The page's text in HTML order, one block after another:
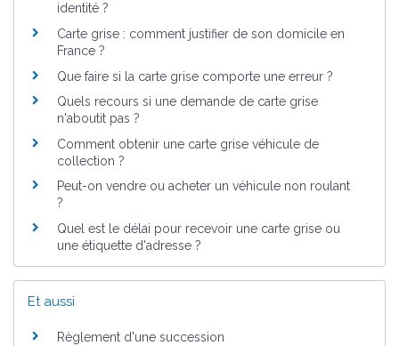
identité ?
Carte grise : comment justifier de son domicile en
France ?
Que faire si la carte grise comporte une erreur ?
Quels recours si une demande de carte grise
n'aboutit pas ?
Comment obtenir une carte grise véhicule de
collection ?
Peut-on vendre ou acheter un véhicule non roulant
?
Quel est le délai pour recevoir une carte grise ou
une étiquette d'adresse ?
Et aussi
Règlement d'une succession